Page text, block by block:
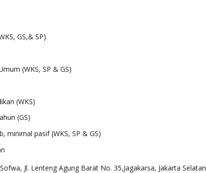
GS,& SP)
(WKS, SP & GS)
(WKS)
(GS)
minimal pasif (WKS, SP & GS)
Jl. Lenteng Agung Barat No. 35,Jagakarsa, Jakarta Selatan